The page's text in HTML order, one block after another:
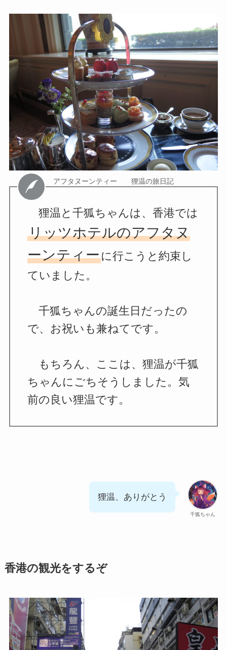
アフタヌーンティー 狸温の旅日記
狸温と千狐ちゃんは、香港では
リッツホテルのアフタヌ
ーンティーに行こうと約束し
ていました。
千狐ちゃんの誕生日だったの
で、お祝いも兼ねてです。
もちろん、ここは、狸温が千狐
ちゃんにごちそうしました。気
前の良い狸温です。
千狐ちゃん
狸温、ありがとう
香港の観光をするぞ